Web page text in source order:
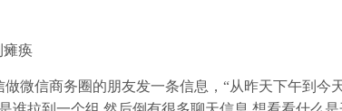
痪
信商务圈的朋友发一条信息，“从昨天下午到今